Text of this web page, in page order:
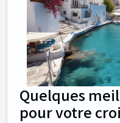
Quelques
pour votre